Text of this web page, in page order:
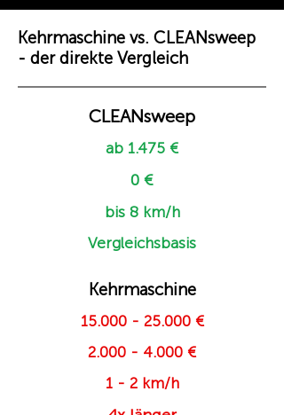
Kehrmaschine vs. CLEANsweep
- der direkte Vergleich
CLEANsweep
ab 1.475 €
0 €
bis 8 km/h
Vergleichsbasis
Kehrmaschine
15.000 - 25.000€
2.000 - 4.000 €
1 - 2 km/h